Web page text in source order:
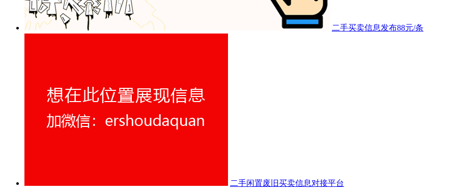
二手买卖信息发布88元/条
二手闲置废旧买卖信息对接平台